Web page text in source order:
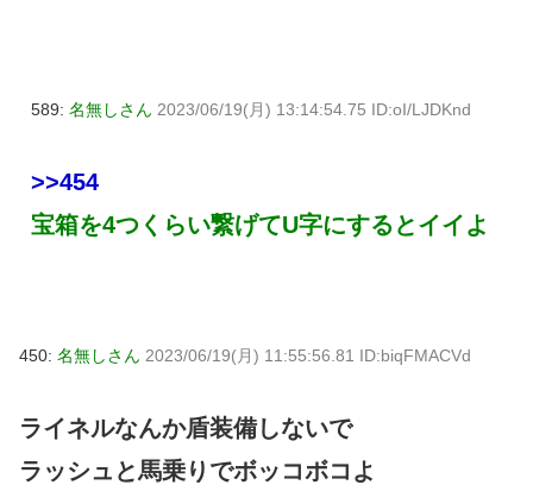
589: 名無しさん 2023/06/19(月) 13:14:54.75 ID:oI/LJDKnd
>>454
宝箱を4つくらい繋げてU字にするとイイよ
450: 名無しさん 2023/06/19(月) 11:55:56.81 ID:biqFMACVd
ライネルなんか盾装備しないで
ラッシュと馬乗りでボッコボコよ